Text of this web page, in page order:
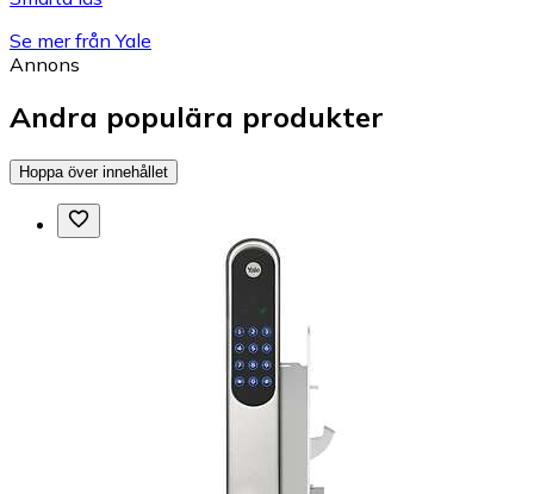
Se mer från Yale
Annons
Andra populära produkter
Hoppa över innehållet